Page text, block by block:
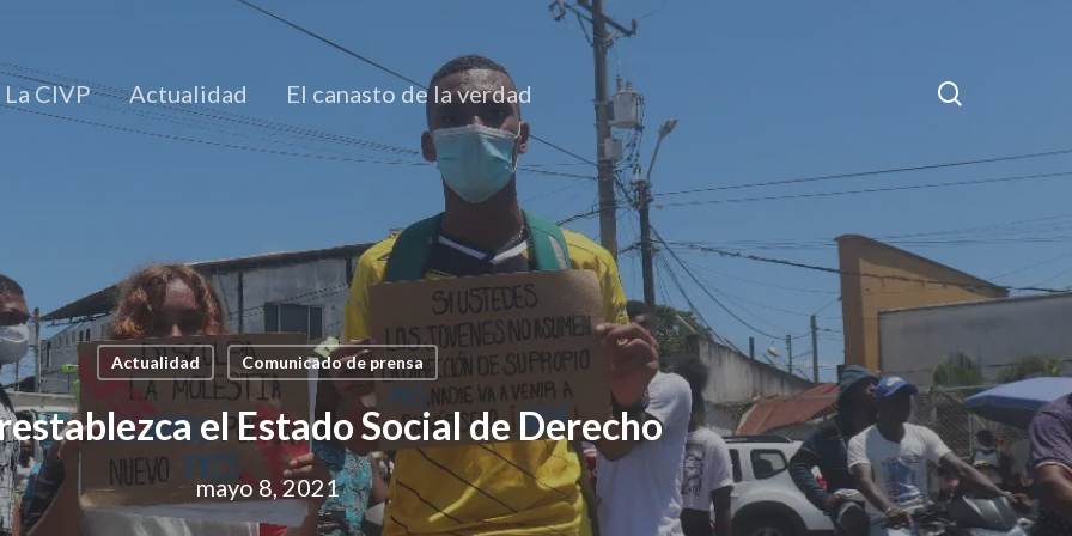
La CIVP Actualidad El canasto de la verdad
Actualidad Comunicado de prensa
el Estado Social de Derecho
mayo 8, 2021